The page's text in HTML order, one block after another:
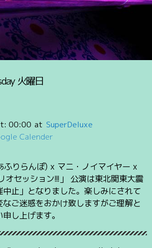
火曜日
00:00
SuperDeluxe
Calender
ふりらんぽ) x マニ・ノイマイヤー x
オセッション!!!」 公演は東北関東大震
止」となりました。楽しみにされて
ご迷惑をおかけ致しますがご理解と
し上げます。